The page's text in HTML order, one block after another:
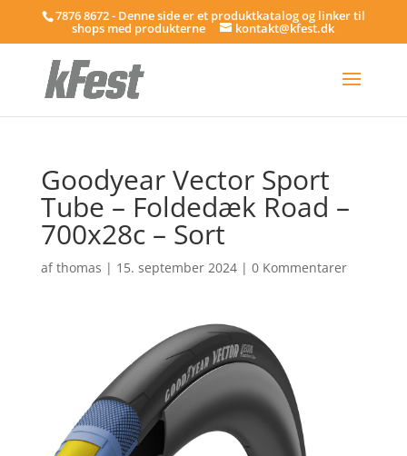
7876 8672 - Denne side er et produktkatalog og linker til
shops med produkterne kontakt@kfest.dk
Goodyear Vector Sport
Tube – Foldedæk Road –
700x28c – Sort
afthomas | 15. september 2024| 0 Kommentarer